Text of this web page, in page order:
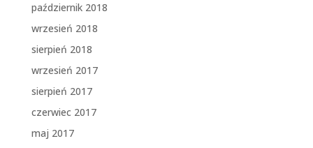
październik 2018
wrzesień 2018
sierpień 2018
wrzesień 2017
sierpień 2017
czerwiec 2017
maj 2017